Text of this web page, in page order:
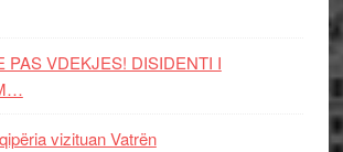
PAS VDEKJES! DISIDENTI I
vizituan Vatrën